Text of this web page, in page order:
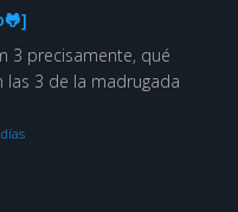
3 precisamente, qué
las 3 de la madrugada